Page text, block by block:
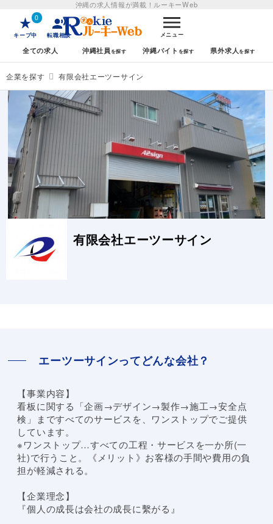
沖縄の求人情報が満載！ ルーキーWeb
0
キープ中 転職相談 メニュー
全ての求人 沖縄社員 沖縄バイト 県外求人
企業を探す 有限会社エーツーサイン
有限会社エーツーサイン
エーツーサインってどんな会社？
【事業内容】
看板に関する「企画→デザイン→製作→施工→安全点
検」まですべてのサービスを、ワンストップでご提供
しています。
※ワンストップ…すべての工程・サービスを一か所(一
社)で行うこと。《メリット》お客様の手間や費用の負
担が軽減される。
【企業理念】
『個人の成長は会社の成長に繫がる』